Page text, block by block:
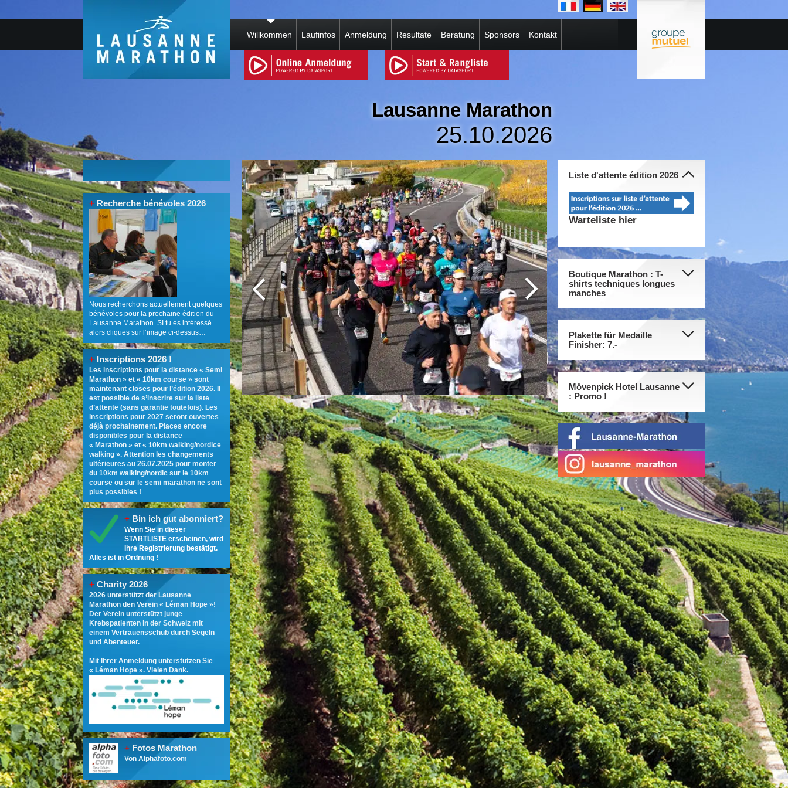
Willkommen Laufinfos Anmeldung Resultate Beratung Sponsors Kontakt
Lausanne Marathon
25.10.2026
+ Recherche bénévoles 2026
Nous recherchons actuellement quelques
bénévoles pour la prochaine édition du
Lausanne Marathon. SI tu es intéressé
alors cliques sur l’image ci-dessus…
+ Inscriptions 2026 !
Les inscriptions pour la distance « Semi
Marathon » et « 10km course » sont
maintenant closes pour l’édition 2026. Il
est possible de s’inscrire sur la liste
d’attente (sans garantie toutefois). Les
inscriptions pour 2027 seront ouvertes
déjà prochainement. Places encore
disponibles pour la distance
« Marathon » et « 10km walking/nordice
walking ». Attention les changements
ultérieures au 26.07.2025 pour monter
du 10km walking/nordic sur le 10km
course ou sur le semi marathon ne sont
plus possibles !
+ Bin ich gut abonniert?
Wenn Sie in dieser
STARTLISTE erscheinen, wird
Ihre Registrierung bestätigt.
Alles ist in Ordnung !
+ Charity 2026
2026 unterstützt der Lausanne
Marathon den Verein « Léman Hope »!
Der Verein unterstützt junge
Krebspatienten in der Schweiz mit
einem Vertrauensschub durch Segeln
und Abenteuer.
Mit Ihrer Anmeldung unterstützen Sie
« Léman Hope ». Vielen Dank.
+ Fotos Marathon
Von Alphafoto.com
Liste d'attente édition 2026
Warteliste hier
Boutique Marathon : T-
shirts techniques longues
manches
Plakette für Medaille
Finisher: 7.-
Mövenpick Hotel Lausanne
: Promo !